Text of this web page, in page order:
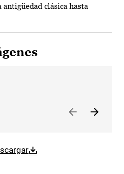
antigüedad clásica hasta